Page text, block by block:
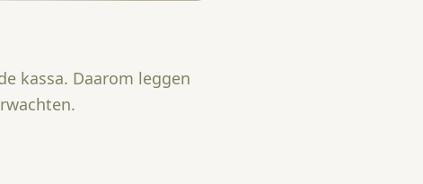
kassa. Daarom leggen